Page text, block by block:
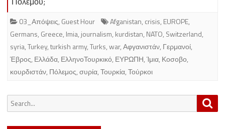
03_Απόψεις, Guest Hour Afganistan, crisis, EUROPE,
Germans, Greece, Imia,journalism, kurdistan, NATO, Switzerland,
syria,Turkey,turkish army,Turks,war,Αφγανιστάν, Γερμανοί,
Έβρος, Ελλάδα, ΕλληνοΤουρκικό, ΕΥΡΩΠΗ,Ίμια, Κοσοβο,
κουρδιστάν, Πόλεμος,συρία,Τουρκία,Τούρκοι
Search
for: